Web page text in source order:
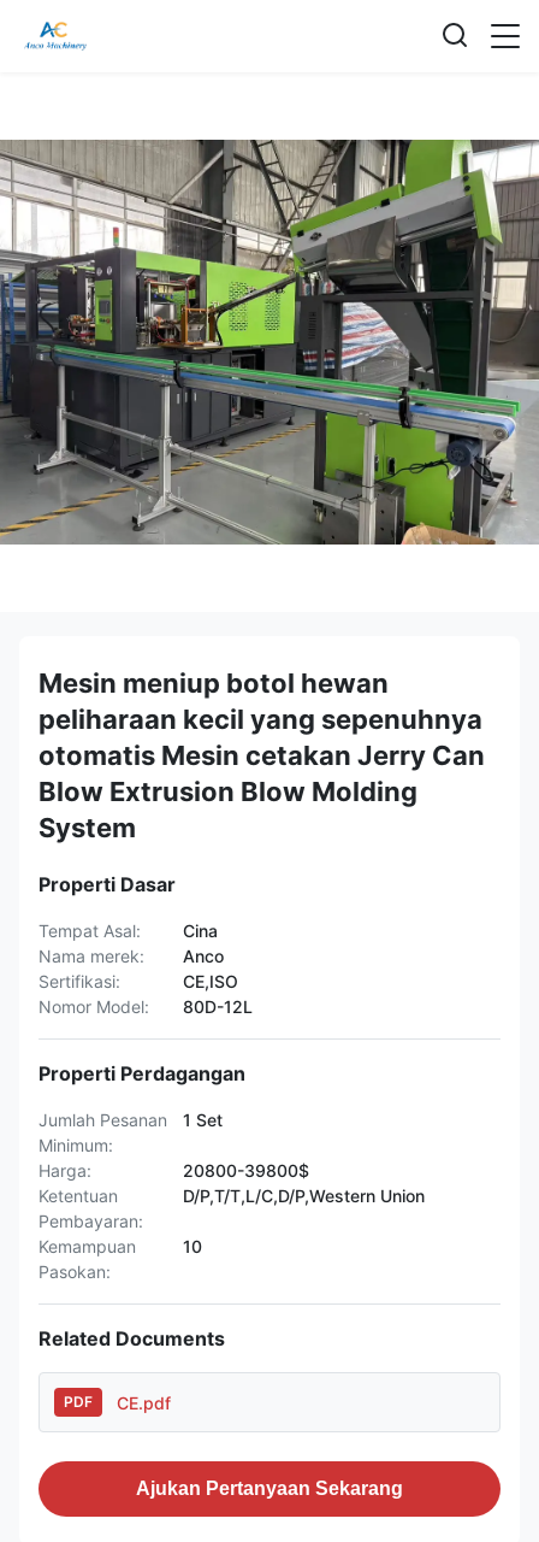
Mesin meniup botol hewan
peliharaan kecil yang sepenuhnya
otomatis Mesin cetakan Jerry Can
Blow Extrusion Blow Molding
System
Properti Dasar
Tempat Asal:
Cina
Nama merek:
Anco
Sertifikasi:
CE,ISO
Nomor Model:
80D-12L
Properti Perdagangan
Jumlah Pesanan
Minimum:
1 Set
Harga:
20800-39800$
Ketentuan
Pembayaran:
D/P,T/T,L/C,D/P,Western Union
Kemampuan
Pasokan:
10
Related Documents
PDF CE.pdf
Ajukan Pertanyaan Sekarang